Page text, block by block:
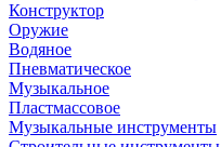
Конструктор
Оружие
Водяное
Пневматическое
Музыкальное
Пластмассовое
Музыкальные инструменты